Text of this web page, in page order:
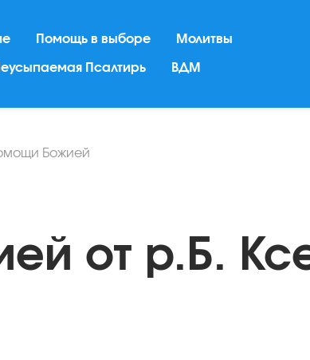
Помощь в выборе Молитвы
Псалтирь ВДМ
Божией
от р.Б.